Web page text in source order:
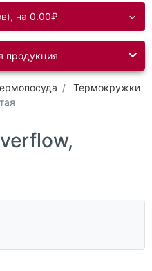
на 0.00₽
продукция
Термокружки